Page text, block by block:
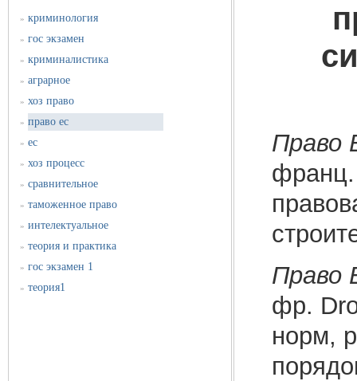
» криминология
» гос экзамен
» криминалистика
» аграрное
» хоз право
» право ес
» ес
» хоз процесс
» сравнительное
» таможенное право
» интелектуальное
» теория и практика
» гос экзамен 1
» теория1
Право
франц.
Право
фр.
норм,